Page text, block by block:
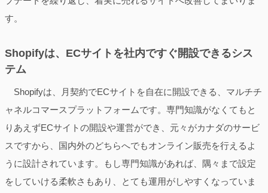
す。
Shopifyは、ECサイトを社内ですぐ開設できるシス
テム
Shopifyは、月契約でECサイトを自在に開設できる、マルチチ
ャネルコマースプラットフォームです。専門知識がなくてもと
りあえずECサイトの開設や運営ができ、元々がカナダのサービ
スですから、国内外のどちらへでもオンライン販売を行えるよ
うに設計されています。もし専門知識があれば、隅々まで設定
をしていける柔軟さもあり、とても運用がしやすくなっていま